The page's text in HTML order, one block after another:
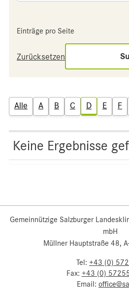
Einträge pro Seite
Zurücksetzen
Alle A B C D E F
Keine Ergebnisse
Gemeinnützige Salzburger
mbH
Müllner Hauptstraße 48,
Tel: +43 (0)
Fax: +43 (0)
Email: